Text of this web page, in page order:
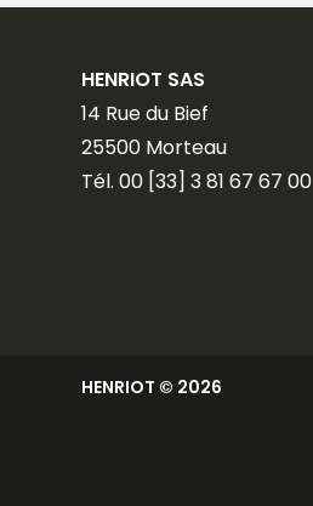
HENRIOT SAS
14 Rue du Bief
25500 Morteau
Tél. 00 [33] 3 81 67 67 00
HENRIOT © 2026